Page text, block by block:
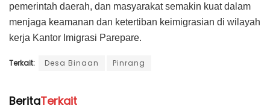
pemerintah daerah, dan masyarakat semakin kuat dalam
menjaga keamanan dan ketertiban keimigrasian di wilayah
kerja Kantor Imigrasi Parepare.
Terkait: Desa Binaan Pinrang
BeritaTerkait